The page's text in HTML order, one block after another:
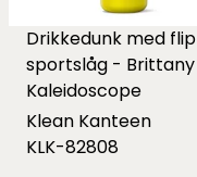
Drikkedunk med flip
sportslåg - Brittany
Kaleidoscope
Klean Kanteen
KLK-82808